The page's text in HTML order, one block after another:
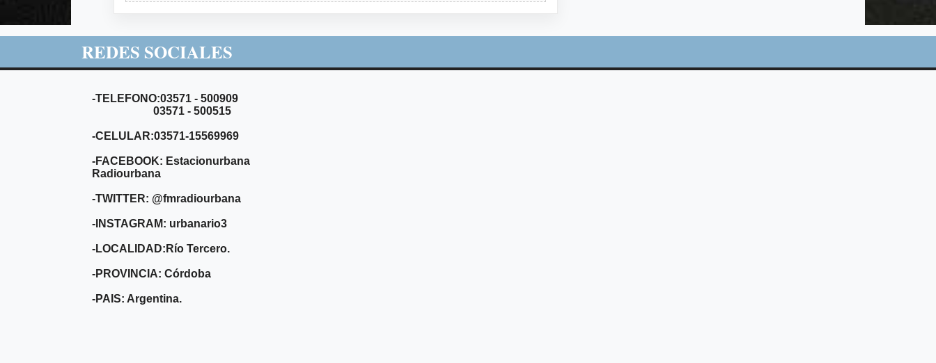
REDES SOCIALES
-TELEFONO:03571 - 500909
03571 - 500515
-CELULAR:03571-15569969
-FACEBOOK: Estacionurbana
Radiourbana
-TWITTER: @fmradiourbana
-INSTAGRAM: urbanario3
-LOCALIDAD:Río Tercero.
-PROVINCIA: Córdoba
-PAIS: Argentina.